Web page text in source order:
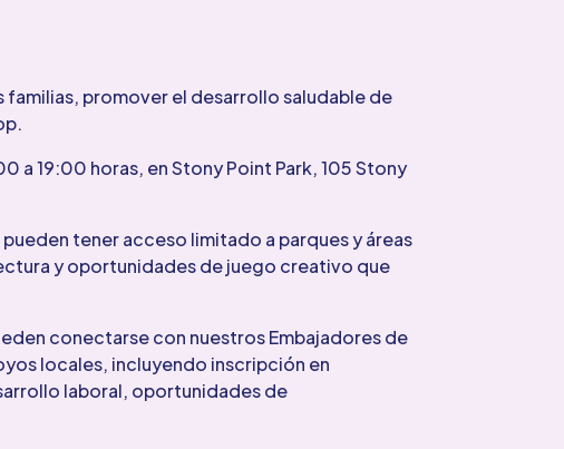
familias, promover el desarrollo saludable de
a 19:00 horas, en Stony Point Park, 105 Stony
tener acceso limitado a parques y áreas
y oportunidades de juego creativo que
conectarse con nuestros Embajadores de
locales, incluyendo inscripción en
laboral, oportunidades de